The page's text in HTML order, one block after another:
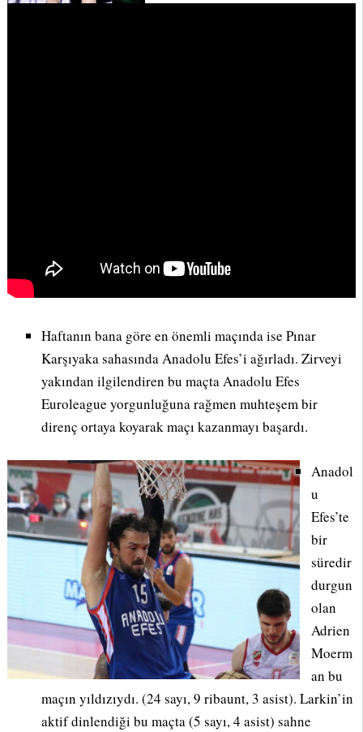
Haftanın bana göre en önemli maçında ise Pınar
Karşıyaka sahasında Anadolu Efes’i ağırladı. Zirveyi
yakından ilgilendiren bu maçta Anadolu Efes
Euroleague yorgunluğuna rağmen muhteşem bir
direnç ortaya koyarak maçı kazanmayı başardı.
Anadol
u
Efes’te
bir
süredir
durgun
olan
Adrien
Moerm
an bu
maçın yıldızıydı. (24 sayı, 9 ribaunt, 3 asist). Larkin’in
aktif dinlendiği bu maçta (5 sayı, 4 asist) sahne